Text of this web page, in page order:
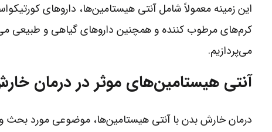
این زمینه معمولاً شامل آنتی هیستامین‌ها، داروهای
کرم‌های مرطوب کننده و همچنین داروهای گیاهی و طبیعی
می‌پردازیم.
آنتی هیستامین‌های موثر در درمان
درمان خارش بدن با آنتی هیستامین‌ها، موضوعی مورد